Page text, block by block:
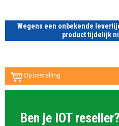
Wegens een onbekende
product tijdelijk
Op bestelling
Ben je IOT reseller?